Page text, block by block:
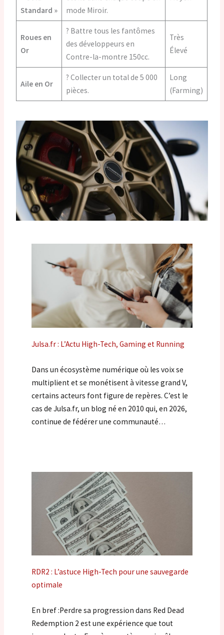
Standard »
mode Miroir.
Roues en
Or
? Battre tous les fantômes
des développeurs en
Contre-la-montre 150cc.
Très
Élevé
Aile en Or
? Collecter un total de 5 000
pièces.
Long
(Farming)
Julsa.fr : L’Actu High-Tech, Gaming et Running
Dans un écosystème numérique où les voix se
multiplient et se monétisent à vitesse grand V,
certains acteurs font figure de repères. C’est le
cas de Julsa.fr, un blog né en 2010 qui, en 2026,
continue de fédérer une communauté…
RDR2 : L’astuce High-Tech pour une sauvegarde
optimale
En bref :Perdre sa progression dans Red Dead
Redemption 2 est une expérience que tout